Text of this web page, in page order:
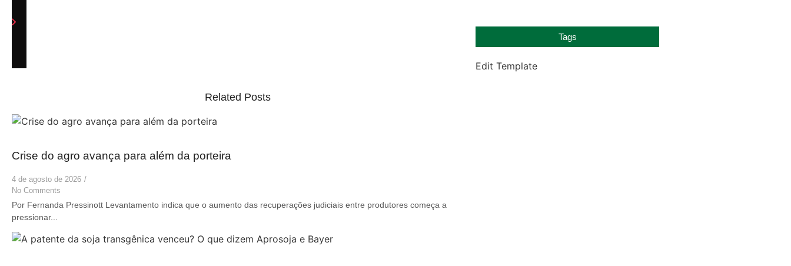
Related Posts
Crise do agro avança para além da porteira
4 de agosto de 2026 /
No Comments
Por Fernanda Pressinott Levantamento indica que o aumento das recuperações judiciais entre produtores começa a
pressionar...
Tags
Edit Template